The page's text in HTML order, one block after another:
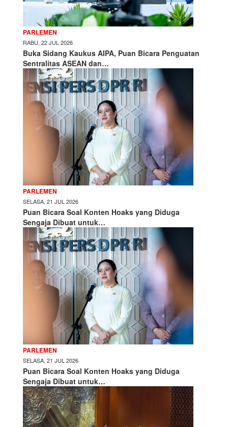
PARLEMEN
RABU, 22 JUL 2026
Buka Sidang Kaukus AIPA, Puan Bicara Penguatan
Sentralitas ASEAN dan…
PARLEMEN
SELASA, 21 JUL 2026
Puan Bicara Soal Konten Hoaks yang Diduga
Sengaja Dibuat untuk…
PARLEMEN
SELASA, 21 JUL 2026
Puan Bicara Soal Konten Hoaks yang Diduga
Sengaja Dibuat untuk…